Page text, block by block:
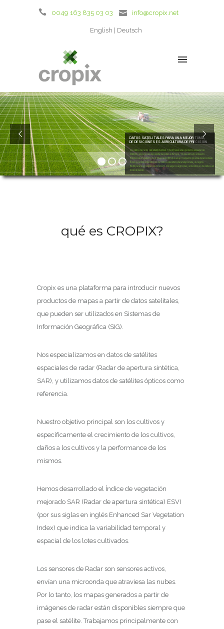
0049 163 835 03 03 info@cropix.net
English Deutsch
DATOS SATELITALES PARA UNA MEJOR TOMA
DE DESICIÓNES ES AGRICULTURA DE PRECISIÓN
Los datos de radar del satélite Sentinel -1 (SAR) tienen una resolución espacial de
20x20 m y un período de revisita de 6 días en Europa / 12 días en todo el mundo.
El Índice de Vegetación SAR Mejorado (ESVI) es un aproximación precisa de la biomasa
fresca y permite el monitoreo de cultivos durante toda la temporada y la región.
Es útil para la agricultura de precisión, los seguros agrícolas y el monitoreo de cultivos en
todo el mundo.
qué es CROPIX?
Cropix es una plataforma para introducir nuevos
productos de mapas a partir de datos satelitales,
que pueden ser utilizados en Sistemas de
Información Geográfica (SIG).
Nos especializamos en datos de satélites
espaciales de radar (Radar de apertura sintética,
SAR), y utilizamos datos de satélites ópticos como
referencia.
Nuestro objetivo principal son los cultivos y
específicamente el crecimiento de los cultivos,
daños a los cultivos y la performance de los
mismos.
Hemos desarrollado el Índice de vegetación
mejorado SAR (Radar de apertura sintética) ESVI
(por sus siglas en inglés Enhanced Sar Vegetation
Index) que indica la variabilidad temporal y
espacial de los lotes cultivados.
Los sensores de Radar son sensores activos,
envían una microonda que atraviesa las nubes.
Por lo tanto, los mapas generados a partir de
imágenes de radar están disponibles siempre que
pase el satélite. Trabajamos principalmente con